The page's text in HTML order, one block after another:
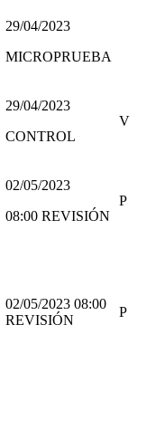
29/04/2023
MICROPRUEBA
29/04/2023
CONTROL
V
02/05/2023
08:00 REVISIÓN
P
02/05/2023 08:00
REVISIÓN
P